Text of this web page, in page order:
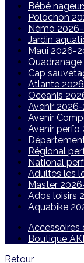
Bébé
Polochon
Némo
Jardin
Maui 2026-
Cap
Atlante
Oceanis
Avenir
Avenir
Avenir perfo
Régional
National
Adultes les
Master
Ados loisirs
Aquabike
Accessoires
Boutique
Retour